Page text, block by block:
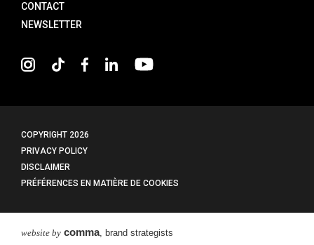
CONTACT
NEWSLETTER
COPYRIGHT 2026
PRIVACY POLICY
DISCLAIMER
PRÉFÉRENCES EN MATIÈRE DE COOKIES
website by comma, brand strategists